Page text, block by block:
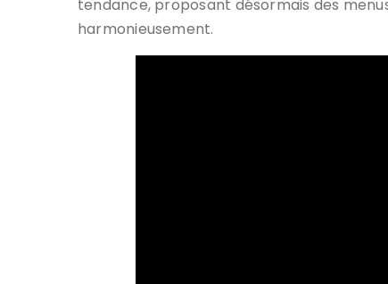
tendance, proposant désormais des
harmonieusement.